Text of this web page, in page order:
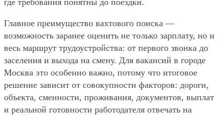
Главное преимущество вахтового поиска —
возможность заранее оценить не только зарплату, но и
весь маршрут трудоустройства: от первого звонка до
заселения и выхода на смену. Для вакансий в городе
Москва это особенно важно, потому что итоговое
решение зависит от совокупности факторов: дороги,
объекта, сменности, проживания, документов, выплат
и реальной готовности работодателя отвечать на